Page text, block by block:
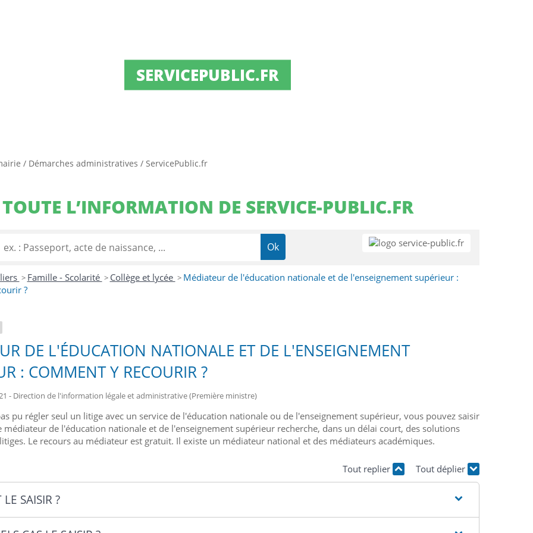
SERVICEPUBLIC.FR
/ Démarches administratives / ServicePublic.fr
TOUTE L’INFORMATION DE SERVICE-PUBLIC.FR
> Famille - Scolarité > Collège et lycée > Médiateur de l'éducation nationale et de l'enseignement supérieur :
?
DE L'ÉDUCATION NATIONALE ET DE L'ENSEIGNEMENT
: COMMENT Y RECOURIR ?
- Direction de l'information légale et administrative (Première ministre)
pu régler seul un litige avec un service de l'éducation nationale ou de l'enseignement supérieur, vous pouvez saisir
médiateur de l'éducation nationale et de l'enseignement supérieur recherche, dans un délai court, des solutions
Le recours au médiateur est gratuit. Il existe un médiateur national et des médiateurs académiques.
Tout replier Tout déplier
SAISIR ?